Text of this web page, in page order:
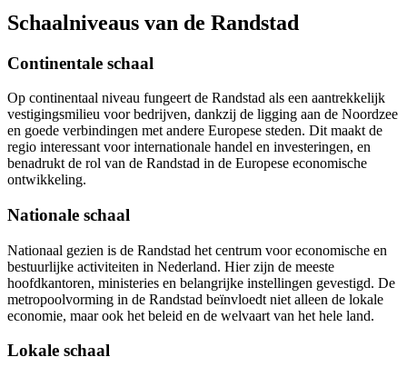
Schaalniveaus van de Randstad
Continentale schaal
Op continentaal niveau fungeert de Randstad als een aantrekkelijk
vestigingsmilieu voor bedrijven, dankzij de ligging aan de Noordzee
en goede verbindingen met andere Europese steden. Dit maakt de
regio interessant voor internationale handel en investeringen, en
benadrukt de rol van de Randstad in de Europese economische
ontwikkeling.
Nationale schaal
Nationaal gezien is de Randstad het centrum voor economische en
bestuurlijke activiteiten in Nederland. Hier zijn de meeste
hoofdkantoren, ministeries en belangrijke instellingen gevestigd. De
metropoolvorming in de Randstad beïnvloedt niet alleen de lokale
economie, maar ook het beleid en de welvaart van het hele land.
Lokale schaal